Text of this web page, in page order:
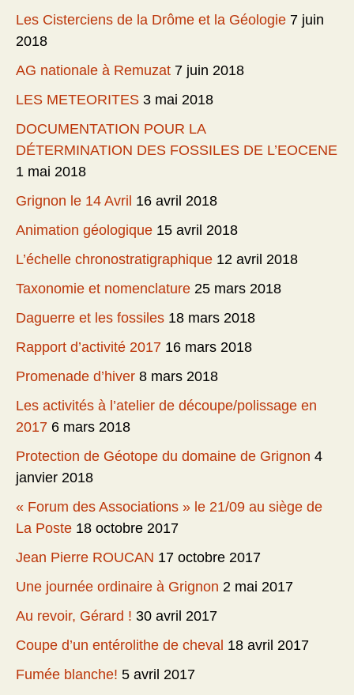
Les Cisterciens de la Drôme et la Géologie 7 juin
2018
AG nationale à Remuzat 7 juin 2018
LES METEORITES 3 mai 2018
DOCUMENTATION POUR LA
DÉTERMINATION DES FOSSILES DE L’EOCENE
1 mai 2018
Grignon le 14 Avril 16 avril 2018
Animation géologique 15 avril 2018
L’échelle chronostratigraphique 12 avril 2018
Taxonomie et nomenclature 25 mars 2018
Daguerre et les fossiles 18 mars 2018
Rapport d’activité 2017 16 mars 2018
Promenade d’hiver 8 mars 2018
Les activités à l’atelier de découpe/polissage en
2017 6 mars 2018
Protection de Géotope du domaine de Grignon 4
janvier 2018
« Forum des Associations » le 21/09 au siège de
La Poste 18 octobre 2017
Jean Pierre ROUCAN 17 octobre 2017
Une journée ordinaire à Grignon 2 mai 2017
Au revoir, Gérard ! 30 avril 2017
Coupe d’un entérolithe de cheval 18 avril 2017
Fumée blanche! 5 avril 2017